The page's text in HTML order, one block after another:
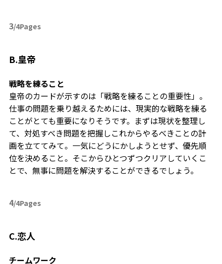
3/4Pages
B.皇帝
戦略を練ること
皇帝のカードが示すのは「戦略を練ることの重要性」。
仕事の問題を乗り越えるためには、現実的な戦略を練る
ことがとても重要になりそうです。まずは現状を整理し
て、対処すべき問題を把握しこれからやるべきことの計
画を立ててみて。一気にどうにかしようとせず、優先順
位を決めること。そこからひとつずつクリアしていくこ
とで、無事に問題を解決することができるでしょう。
4/4Pages
C.恋人
チームワーク